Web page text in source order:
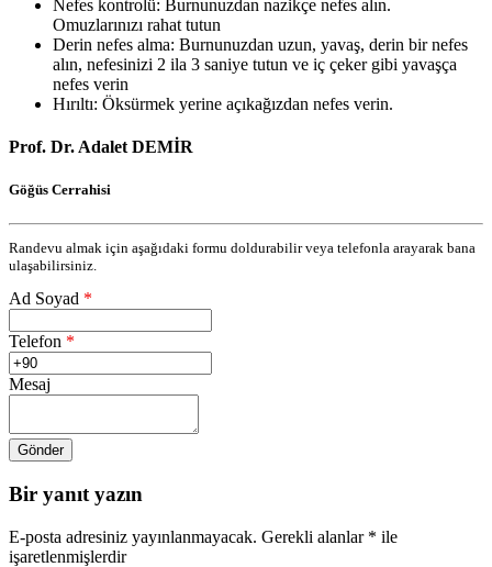
Nefes kontrolü: Burnunuzdan nazikçe nefes alın.
Omuzlarınızı rahat tutun
Derin nefes alma: Burnunuzdan uzun, yavaş, derin bir nefes
alın, nefesinizi 2 ila 3 saniye tutun ve iç çeker gibi yavaşça
nefes verin
Hırıltı: Öksürmek yerine açıkağızdan nefes verin.
Prof. Dr. Adalet DEMİR
Göğüs Cerrahisi
Randevu almak için aşağıdaki formu doldurabilir veya telefonla arayarak bana
ulaşabilirsiniz.
Ad Soyad *
Telefon *
Mesaj
Bir yanıt yazın
E-posta adresiniz yayınlanmayacak. Gerekli alanlar * ile
işaretlenmişlerdir